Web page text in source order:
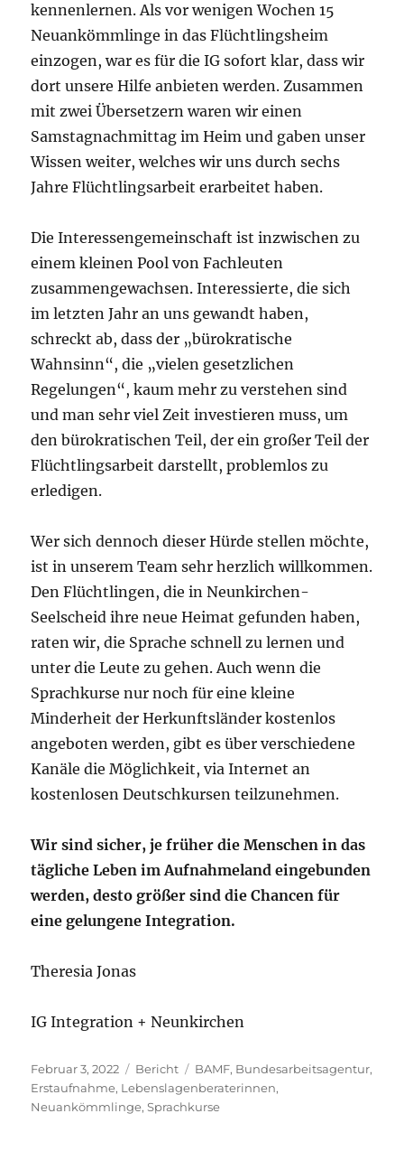
kennenlernen. Als vor wenigen Wochen 15
Neuankömmlinge in das Flüchtlingsheim
einzogen, war es für die IG sofort klar, dass wir
dort unsere Hilfe anbieten werden. Zusammen
mit zwei Übersetzern waren wir einen
Samstagnachmittag im Heim und gaben unser
Wissen weiter, welches wir uns durch sechs
Jahre Flüchtlingsarbeit erarbeitet haben.
Die Interessengemeinschaft ist inzwischen zu
einem kleinen Pool von Fachleuten
zusammengewachsen. Interessierte, die sich
im letzten Jahr an uns gewandt haben,
schreckt ab, dass der „bürokratische
Wahnsinn“, die „vielen gesetzlichen
Regelungen“, kaum mehr zu verstehen sind
und man sehr viel Zeit investieren muss, um
den bürokratischen Teil, der ein großer Teil der
Flüchtlingsarbeit darstellt, problemlos zu
erledigen.
Wer sich dennoch dieser Hürde stellen möchte,
ist in unserem Team sehr herzlich willkommen.
Den Flüchtlingen, die in Neunkirchen-
Seelscheid ihre neue Heimat gefunden haben,
raten wir, die Sprache schnell zu lernen und
unter die Leute zu gehen. Auch wenn die
Sprachkurse nur noch für eine kleine
Minderheit der Herkunftsländer kostenlos
angeboten werden, gibt es über verschiedene
Kanäle die Möglichkeit, via Internet an
kostenlosen Deutschkursen teilzunehmen.
Wir sind sicher, je früher die Menschen in das
tägliche Leben im Aufnahmeland eingebunden
werden, desto größer sind die Chancen für
eine gelungene Integration.
Theresia Jonas
IG Integration + Neunkirchen
Veröffentlicht
am
Februar 3, 2022 Kategorien
Bericht Schlagwörter
BAMF, Bundesarbeitsagentur,
Erstaufnahme, Lebenslagenberaterinnen,
Neuankömmlinge,Sprachkurse